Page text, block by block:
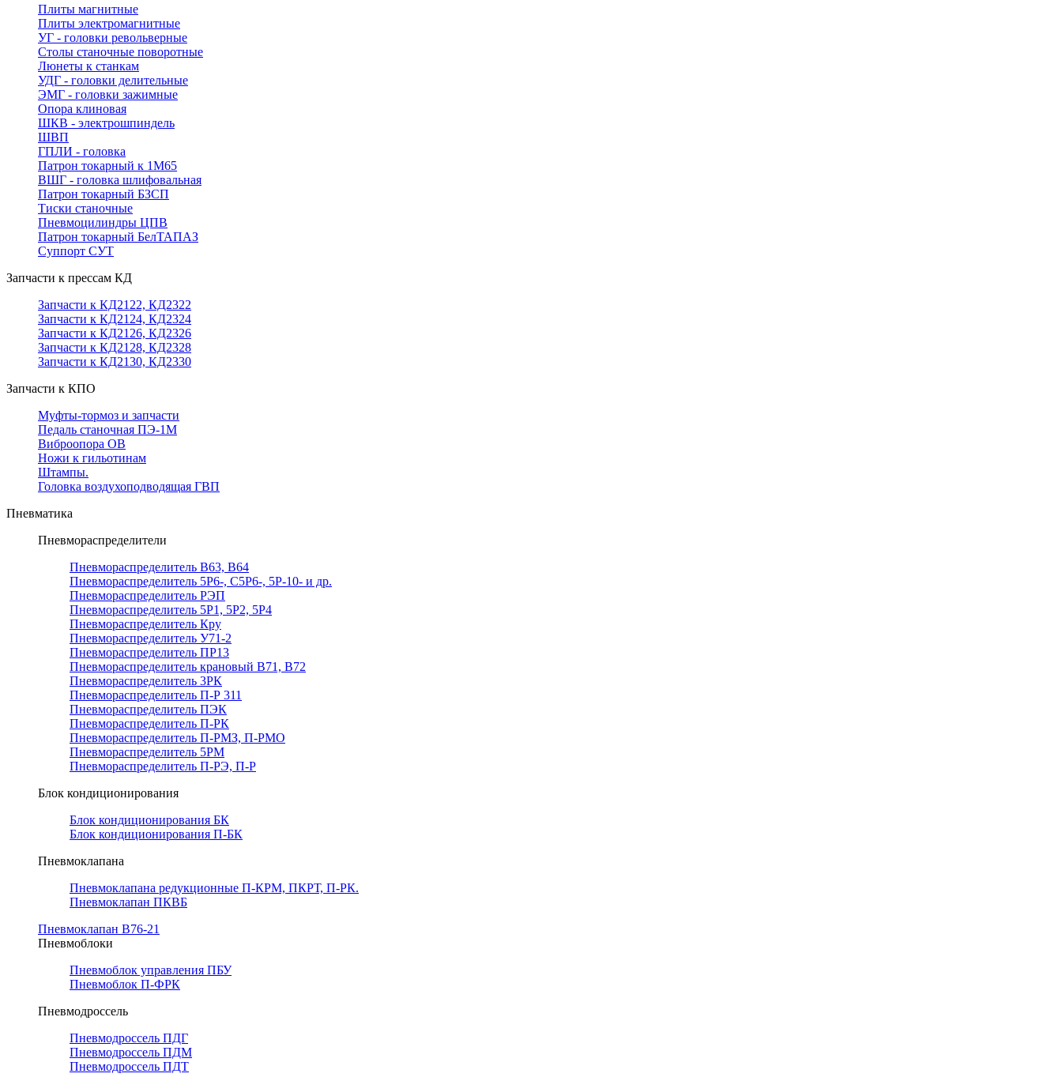
Плиты магнитные
Плиты электромагнитные
УГ - головки револьверные
Столы станочные поворотные
Люнеты к станкам
УДГ - головки делительные
ЭМГ - головки зажимные
Опора клиновая
ШКВ - электрошпиндель
ШВП
ГПЛИ - головка
Патрон токарный к 1М65
ВШГ - головка шлифовальная
Патрон токарный БЗСП
Тиски станочные
Пневмоцилиндры ЦПВ
Патрон токарный БелТАПАЗ
Суппорт СУТ
Запчасти к прессам КД
Запчасти к КД2122, КД2322
Запчасти к КД2124, КД2324
Запчасти к КД2126, КД2326
Запчасти к КД2128, КД2328
Запчасти к КД2130, КД2330
Запчасти к КПО
Муфты-тормоз и запчасти
Педаль станочная ПЭ-1М
Виброопора ОВ
Ножи к гильотинам
Штампы.
Головка воздухоподводящая ГВП
Пневматика
Пневмораспределители
Пневмораспределитель В63, В64
Пневмораспределитель 5Р6-, С5Р6-, 5Р-10- и др.
Пневмораспределитель РЭП
Пневмораспределитель 5Р1, 5Р2, 5Р4
Пневмораспределитель Кру
Пневмораспределитель У71-2
Пневмораспределитель ПР13
Пневмораспределитель крановый В71, В72
Пневмораспределитель 3РК
Пневмораспределитель П-Р 311
Пневмораспределитель ПЭК
Пневмораспределитель П-РК
Пневмораспределитель П-РМЗ, П-РМО
Пневмораспределитель 5РМ
Пневмораспределитель П-РЭ, П-Р
Блок кондиционирования
Блок кондиционирования БК
Блок кондиционирования П-БК
Пневмоклапана
Пневмоклапана редукционные П-КРМ, ПКРТ, П-РК.
Пневмоклапан ПКВБ
Пневмоклапан В76-21
Пневмоблоки
Пневмоблок управления ПБУ
Пневмоблок П-ФРК
Пневмодроссель
Пневмодроссель ПДГ
Пневмодроссель ПДМ
Пневмодроссель ПДТ